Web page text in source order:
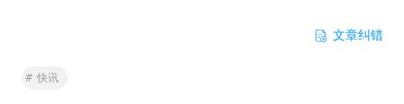
文章纠错
# 快讯